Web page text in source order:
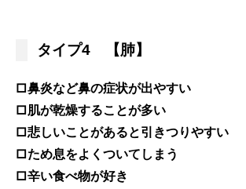
タイプ4 【肺】
□鼻炎など鼻の症状が出やすい
□肌が乾燥することが多い
□悲しいことがあると引きつりやすい
□ため息をよくついてしまう
□辛い食べ物が好き